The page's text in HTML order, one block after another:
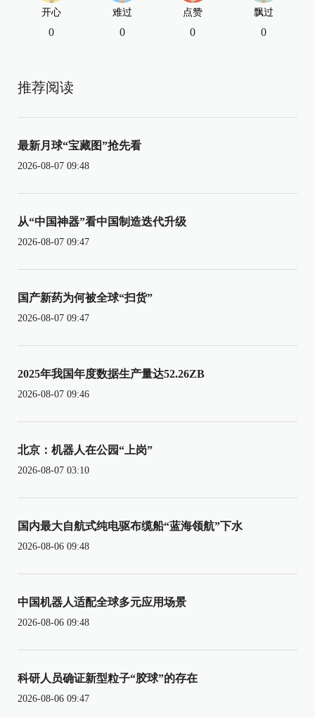
开心
0
难过
0
点赞
0
飘过
0
推荐阅读
最新月球“宝藏图”抢先看
2026-08-07 09:48
从“中国神器”看中国制造迭代升级
2026-08-07 09:47
国产新药为何被全球“扫货”
2026-08-07 09:47
2025年我国年度数据生产量达52.26ZB
2026-08-07 09:46
北京：机器人在公园“上岗”
2026-08-07 03:10
国内最大自航式纯电驱布缆船“蓝海领航”下水
2026-08-06 09:48
中国机器人适配全球多元应用场景
2026-08-06 09:48
科研人员确证新型粒子“胶球”的存在
2026-08-06 09:47